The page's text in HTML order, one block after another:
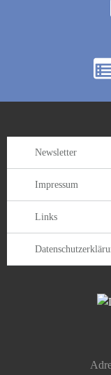
Newsletter
Impressum
Links